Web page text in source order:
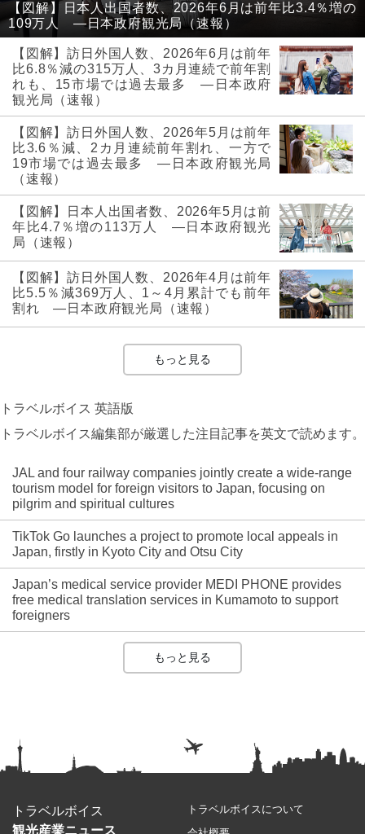
【図解】日本人出国者数、2026年6月は前年比3.4％増の
109万人 ―日本政府観光局（速報）
【図解】訪日外国人数、2026年6月は前年
比6.8％減の315万人、3カ月連続で前年割
れも、15市場では過去最多 ―日本政府
観光局（速報）
【図解】訪日外国人数、2026年5月は前年
比3.6％減、2カ月連続前年割れ、一方で
19市場では過去最多 ―日本政府観光局
（速報）
【図解】日本人出国者数、2026年5月は前
年比4.7％増の113万人 ―日本政府観光
局（速報）
【図解】訪日外国人数、2026年4月は前年
比5.5％減369万人、1～4月累計でも前年
割れ ―日本政府観光局（速報）
もっと見る
トラベルボイス 英語版
トラベルボイス編集部が厳選した注目記事を英文で読めます。
JAL and four railway companies jointly create a wide-range
tourism model for foreign visitors to Japan, focusing on
pilgrim and spiritual cultures
TikTok Go launches a project to promote local appeals in
Japan, firstly in Kyoto City and Otsu City
Japan’s medical service provider MEDI PHONE provides
free medical translation services in Kumamoto to support
foreigners
もっと見る
トラベルボイス
観光産業ニュース
トラベルボイスについて